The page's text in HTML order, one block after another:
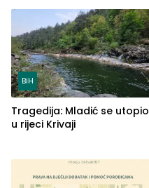
BiH
Tragedija: Mladić se utopio
u rijeci Krivaji